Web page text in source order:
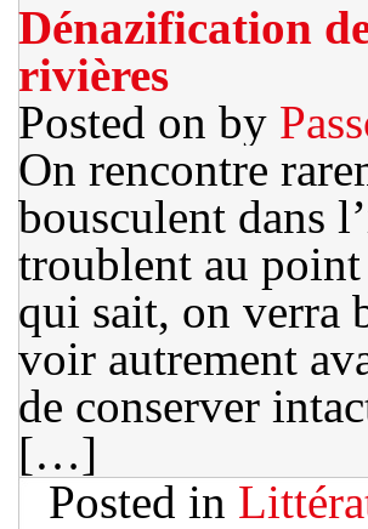
Dénazification
rivières
Posted on by
On rencontre
bousculent dans
troublent au
qui sait, on verra
voir autrement
de conserver
[…]
Posted in